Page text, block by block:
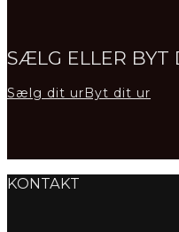
SÆLG ELLER BYT
Sælg dit urByt dit ur
KONTAKT